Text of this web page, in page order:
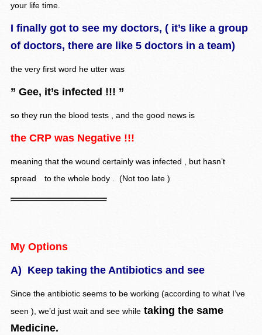
your life time.
I finally got to see my doctors, ( it’s like a group
of doctors, there are like 5 doctors in a team)
the very first word he utter was
” Gee, it’s infected !!! ”
so they run the blood tests , and the good news is
the CRP was Negative !!!
meaning that the wound certainly was infected , but hasn’t
spread to the whole body . (Not too late )
My Options
A) Keep taking the Antibiotics and see
Since the antibiotic seems to be working (according to what I’ve
seen ), we’d just wait and see while taking the same
Medicine.